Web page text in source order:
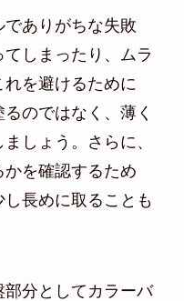
ありがちな失敗
しまったり、ムラ
を避けるために
のではなく、薄く
しょう。さらに、
を確認するため
長めに取ることも
分としてカラーバ